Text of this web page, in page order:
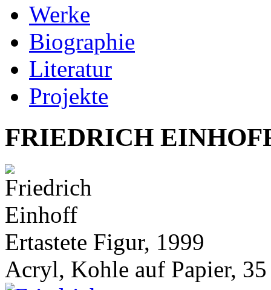
Werke
Biographie
Literatur
Projekte
FRIEDRICH
Ertastete Figur, 1999
Acryl, Kohle auf Papier,